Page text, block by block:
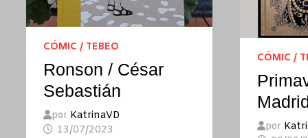
CÓMIC / TEBEO
Ronson / César
Sebastián
por KatrinaVD
13/07/2023
CÓMIC /
por